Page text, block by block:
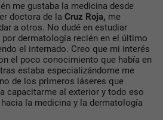
me gustaba la medicina desde
doctora de la Cruz Roja, me
a otros. No dudé en estudiar
dermatología recién en el último
el internado. Creo que mi interés
el poco conocimiento que había en
estaba especializándome me
de los primeros láseres que
capacitarme al exterior y todo eso
la medicina y la dermatología